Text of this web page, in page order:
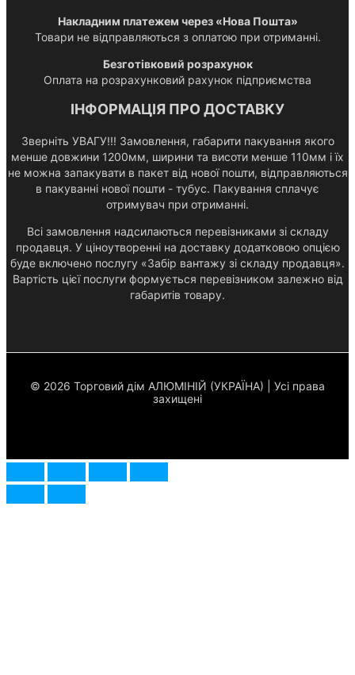
Накладним платежем через «Нова Пошта»
Товари не відправляються з оплатою при отриманні.
Безготівковий розрахунок
Оплата на розрахунковий рахунок підприємства
ІНФОРМАЦІЯ ПРО ДОСТАВКУ
Зверніть УВАГУ!!! Замовлення, габарити пакування якого
менше довжини 1200мм, ширини та висоти менше 110мм і їх
не можна запакувати в пакет від нової пошти, відправляються
в пакуванні нової пошти - тубус. Пакування сплачує
отримувач при отриманні.
Всі замовлення надсилаються перевізниками зі складу
продавця. У ціноутворенні на доставку додатковою опцією
буде включено послугу «Забір вантажу зі складу продавця».
Вартість цієї послуги формується перевізником залежно від
габаритів товару.
© 2026 Торговий дім АЛЮМІНІЙ (УКРАЇНА) | Усі права
захищені